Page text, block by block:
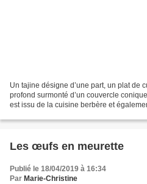
Un tajine désigne d’une part, un plat de
profond surmonté d’un couvercle
est issu de la cuisine berbère et
Les œufs en meurette
Publié le 18/04/2019 à 16:34
Par Marie-Christine